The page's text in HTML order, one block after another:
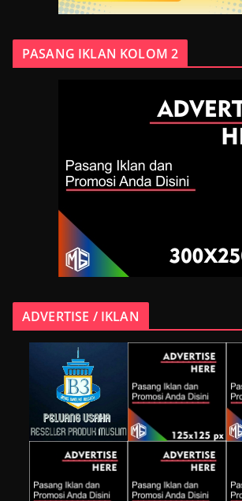
PASANG IKLAN KOLOM 2
ADVERTISE / IKLAN